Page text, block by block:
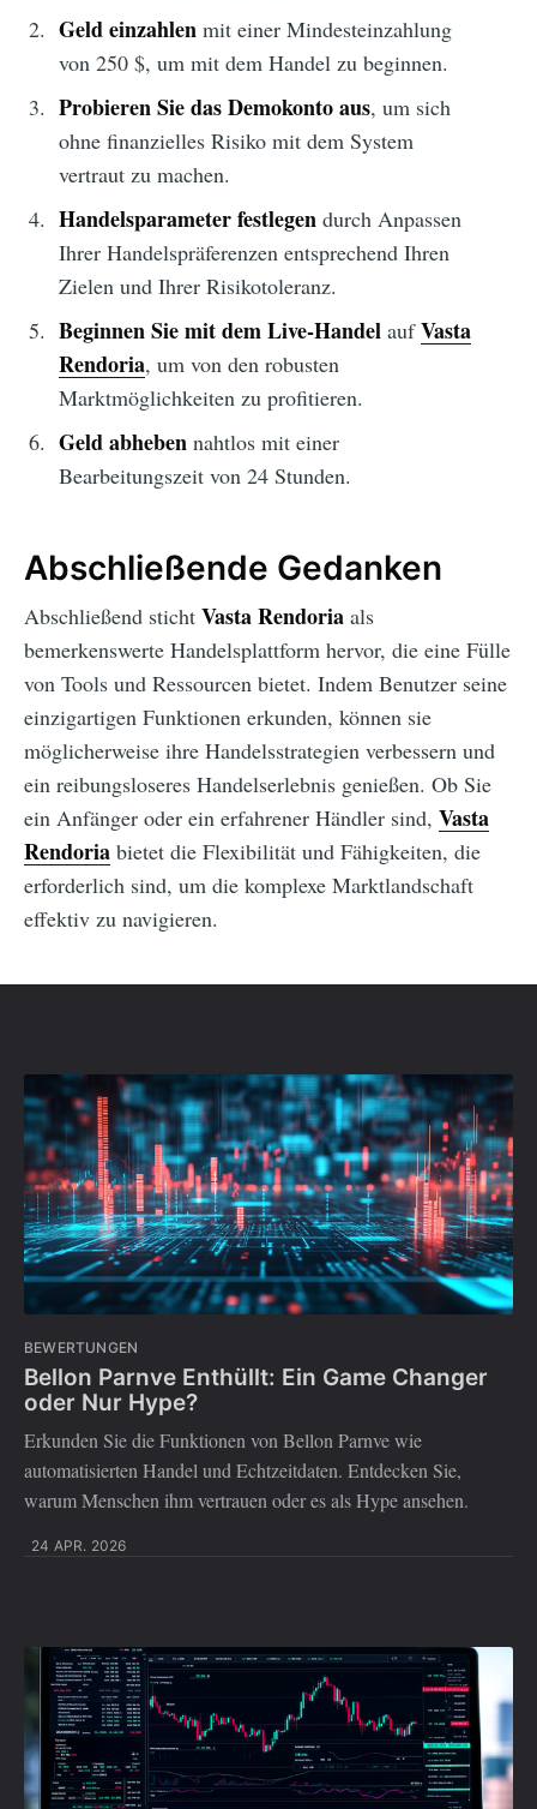
Geld einzahlen mit einer Mindesteinzahlung
von 250 $, um mit dem Handel zu beginnen.
Probieren Sie das Demokonto aus, um sich
ohne finanzielles Risiko mit dem System
vertraut zu machen.
Handelsparameter festlegen durch Anpassen
Ihrer Handelspräferenzen entsprechend Ihren
Zielen und Ihrer Risikotoleranz.
Beginnen Sie mit dem Live-Handel aufVasta
Rendoria, um von den robusten
Marktmöglichkeiten zu profitieren.
Geld abheben nahtlos mit einer
Bearbeitungszeit von 24 Stunden.
Abschließende Gedanken
Abschließend sticht Vasta Rendoria als
bemerkenswerte Handelsplattform hervor, die eine Fülle
von Tools und Ressourcen bietet. Indem Benutzer seine
einzigartigen Funktionen erkunden, können sie
möglicherweise ihre Handelsstrategien verbessern und
ein reibungsloseres Handelserlebnis genießen. Ob Sie
ein Anfänger oder ein erfahrener Händler sind, Vasta
Rendoria bietet die Flexibilität und Fähigkeiten, die
erforderlich sind, um die komplexe Marktlandschaft
effektiv zu navigieren.
BEWERTUNGEN
Bellon Parnve Enthüllt: Ein Game Changer
oder Nur Hype?
Erkunden Sie die Funktionen von Bellon Parnve wie
automatisierten Handel und Echtzeitdaten. Entdecken Sie,
warum Menschen ihm vertrauen oder es als Hype ansehen.
24 APR. 2026